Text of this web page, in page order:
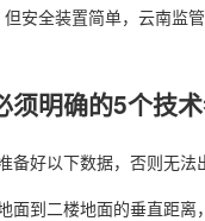
安全装置简单，云南监
须明确的5个技
备好以下数据，否则无法
面到二楼地面的垂直距离